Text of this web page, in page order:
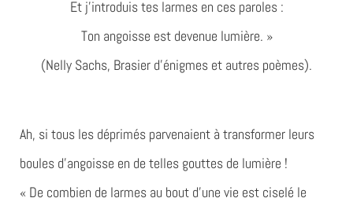
Et j’introduis tes larmes en ces paroles :
Ton angoisse est devenue lumière. »
(Nelly Sachs, Brasier d’énigmes et autres poèmes).
Ah, si tous les déprimés parvenaient à transformer leurs
boules d’angoisse en de telles gouttes de lumière !
« De combien de larmes au bout d’une vie est ciselé le